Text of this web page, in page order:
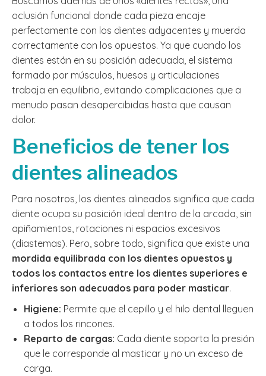
oclusión funcional donde cada pieza encaje
perfectamente con los dientes adyacentes y muerda
correctamente con los opuestos. Ya que cuando los
dientes están en su posición adecuada, el sistema
formado por músculos, huesos y articulaciones
trabaja en equilibrio, evitando complicaciones que a
menudo pasan desapercibidas hasta que causan
dolor.
Beneficios de tener los
dientes alineados
Para nosotros, los dientes alineados significa que cada
diente ocupa su posición ideal dentro de la arcada, sin
apiñamientos, rotaciones ni espacios excesivos
(diastemas). Pero, sobre todo, significa que existe una
mordida equilibrada con los dientes opuestos y
todos los contactos entre los dientes superiores e
inferiores son adecuados para poder masticar.
Higiene: Permite que el cepillo y el hilo dental lleguen
a todos los rincones.
Reparto de cargas: Cada diente soporta la presión
que le corresponde al masticar y no un exceso de
carga.